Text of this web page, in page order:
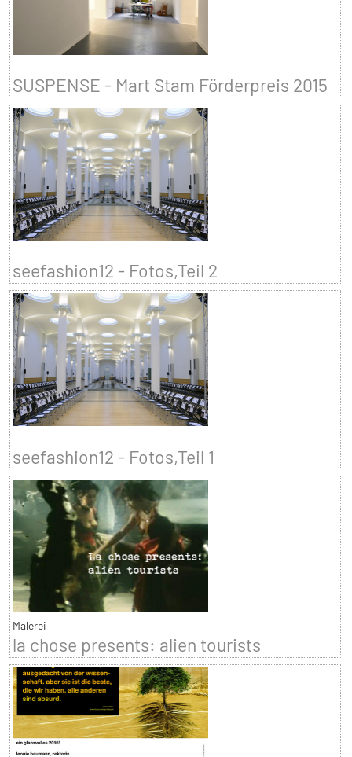
SUSPENSE - Mart Stam Förderpreis 2015
seefashion12 - Fotos,Teil 2
seefashion12 - Fotos,Teil 1
Malerei
la chose presents: alien tourists